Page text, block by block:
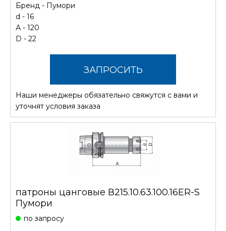
Бренд - Пумори
d - 16
А - 120
D - 22
ЗАПРОСИТЬ
СТОИМОСТЬ
Наши менеджеры обязательно свяжутся с вами и
уточнят условия заказа
патроны цанговые В215.10.63.100.16ER-S
Пумори
по запросу